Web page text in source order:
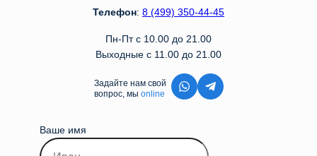
Телефон: 8 (499) 350-44-45
Пн-Пт с 10.00 до 21.00
Выходные с 11.00 до 21.00
Задайте нам свой
вопрос, мы online
Ваше имя